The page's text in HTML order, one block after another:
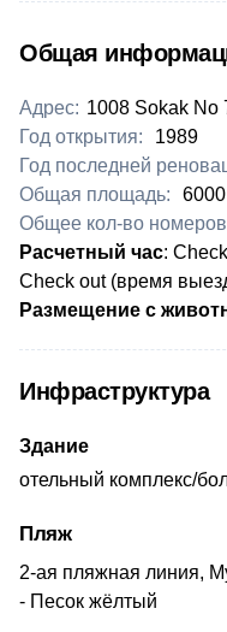
Общая
Адрес: 1008 Sokak No
Год открытия:
1989
Год последней
Общая площадь:
Общее кол-во
Расчетный час:
Check out (время
Размещение с
Инфраструктура
Здание
отельный комплекс/
Пляж
2-ая пляжная линия,
- Песок жёлтый